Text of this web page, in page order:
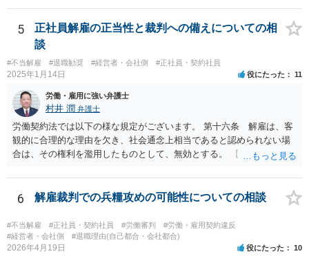
は年俸が1200万円と高かったこともあり、復職を希望しております。
復職の気持ちを萎えさす意味で、ずるずると、裁判を引き延ばしてい
る作戦もあるのでしょうか？ 原告は、その年俸に執着があるというこ
とで復職の意思があるということであればなおさら、時間がかかった
からと言って復職の気持ちが萎えるということはあまりありません。
現在、原告的に勝ち筋の見通しが十分あるということであれば、バッ
クペイに対する期待から、萎える理由はまず見当たりません。 つまり
会社も原告の取下を狙っているという作戦の問題ではなく、上記、顧
問会社の意思の問題だと思われます。 ＞反論の書面も、矛盾だらけの
反論となっており、論理破綻もしており、もうダメです。担当役員の
言葉をそのまま、文章にしたのか、一貫したストーリー性もありませ
ん。 とありますが、代理人弁護士としては、事実経験者が述べたこと
や配置転換などの改善措置を尽くした記録 を揃えないと、裁判所は
「合理的な解雇理由」とは認めないためです。 そのため、「能力不
足」で解雇を争われると、会社側が立証責任を果たせず、まず裁判に
勝てない（＝解雇無効と判断されやすい）のです。 ご質問者様のイメ
ージとは逆で、「高年俸・高度専門職だからこそ」、客観性・合理性
をより厳しく求められ、能力不足理由で解雇が認められるハードルは
むしろ高くなります。 中途の高度人材を能力不足で解雇するときは、
① 導入期の評価基準と実績の比較 ② 複数回にわたる注意・指導・教
育の実施 ③ 配置転換などほかの改善策の検討 などをしっかり記録し
ておかないと、解雇は無効とされる可能性が極めて高いです。
5
正社員解雇の正当性と裁判への備えについての相
談
#不当解雇 #退職勧奨 #経営者・会社側 #正社員・契約社員
2025年1月14日 役にたった 11
労働・雇用に強い弁護士
村井 潤 弁護士
労働契約法では以下の様な規定がございます。 第十六条 解雇は、客
観的に合理的な理由を欠き、社会通念上相当であると認められない場
合は、その権利を濫用したものとして、無効とする。 【ご質問１に対
ような命令を下し、それにどの様な逆らい方をしたのかによっては、
権利の濫用として解雇が無効とされる恐れはあると思います。 【ご質
問２に対して】 得ている給与が高かったかどうかは、普通解雇の上で
は判断が難しいと思います。 経営上整理解雇の必要がある際の場合と
は事案が異なると思われます。 【ご質問３に対して】 「協調性のな
さ」＝能力不足ということにもならない様に思います。 指導や面談も
6 解雇裁判での兵糧攻めの可能性についての相談
#不当解雇 #正社員・契約社員 #労働審判
#労働・雇用契約違反
#経営者・会社側
#退職理由(自己都合・会社都合)
2026年4月19日 役にたった 10